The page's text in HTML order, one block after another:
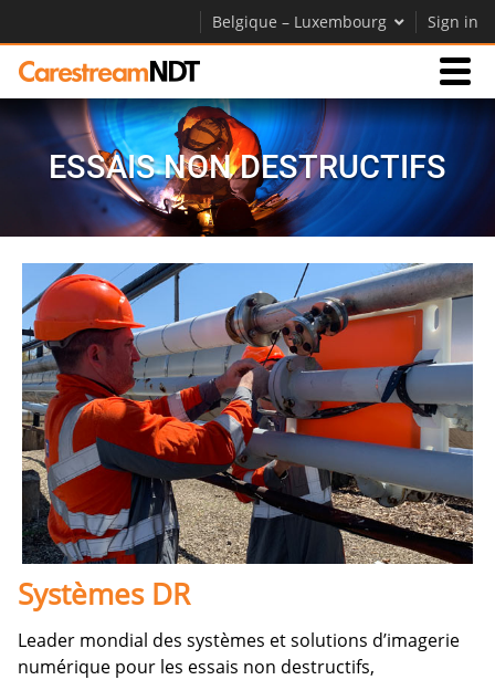
Belgique – Luxembourg Sign in
Produits
Assistance
Société
Carrières
Contactez-nous
ESSAIS NON DESTRUCTIFS
Systèmes DR
Leader mondial des systèmes et solutions d’imagerie
numérique pour les essais non destructifs,